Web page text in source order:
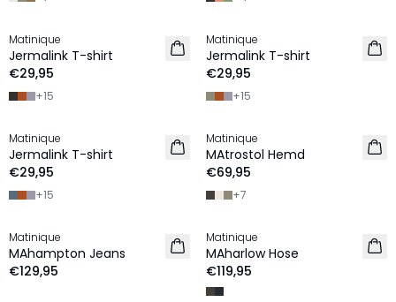
2 für €45
NEU
Matinique
Jermalink T-shirt
€29,95
+15
2 für €45
NEU
Matinique
Jermalink T-shirt
€29,95
+15
2 für €45
NEU
Matinique
Jermalink T-shirt
€29,95
+15
2 for €120
NEU
Matinique
MAtrostol Hemd
€69,95
+7
NEU
Matinique
MAhampton Jeans
€129,95
NEU
Matinique
MAharlow Hose
€119,95